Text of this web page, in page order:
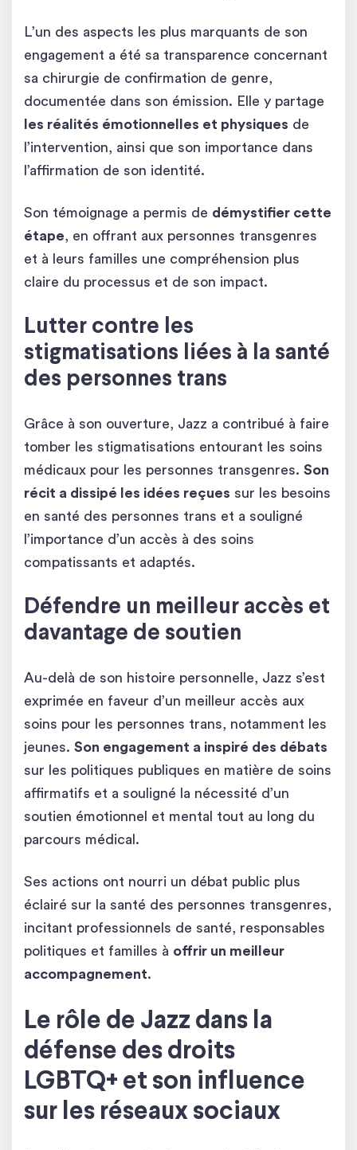
L’un des aspects les plus marquants de son
engagement a été sa transparence concernant
sa chirurgie de confirmation de genre,
documentée dans son émission. Elle y partage
les réalités émotionnelles et physiques de
l’intervention, ainsi que son importance dans
l’affirmation de son identité.
Son témoignage a permis de démystifier cette
étape, en offrant aux personnes transgenres
et à leurs familles une compréhension plus
claire du processus et de son impact.
Lutter contre les
stigmatisations liées à la santé
des personnes trans
Grâce à son ouverture, Jazz a contribué à faire
tomber les stigmatisations entourant les soins
médicaux pour les personnes transgenres. Son
récit a dissipé les idées reçues sur les besoins
en santé des personnes trans et a souligné
l’importance d’un accès à des soins
compatissants et adaptés.
Défendre un meilleur accès et
davantage de soutien
Au-delà de son histoire personnelle, Jazz s’est
exprimée en faveur d’un meilleur accès aux
soins pour les personnes trans, notamment les
jeunes. Son engagement a inspiré des débats
sur les politiques publiques en matière de soins
affirmatifs et a souligné la nécessité d’un
soutien émotionnel et mental tout au long du
parcours médical.
Ses actions ont nourri un débat public plus
éclairé sur la santé des personnes transgenres,
incitant professionnels de santé, responsables
politiques et familles à offrir un meilleur
accompagnement.
Le rôle de Jazz dans la
défense des droits
LGBTQ+ et son influence
sur les réseaux sociaux